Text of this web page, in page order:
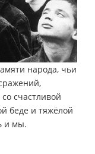
народа, чьи
счастливой
беде и тяжёлой
и мы.